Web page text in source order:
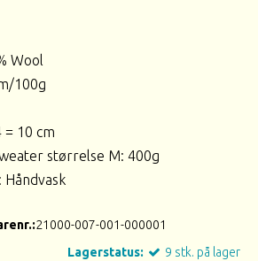
Wool
100g
10 cm
størrelse M: 400g
Håndvask
21000-007-001-000001
Lagerstatus:
9 stk. på lager